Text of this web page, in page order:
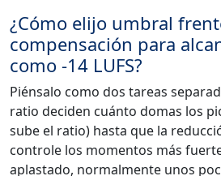
¿Cómo elijo umbral
compensación para
como -14 LUFS?
Piénsalo como dos tareas
ratio deciden cuánto domas los
sube el ratio) hasta que la
controle los momentos más
aplastado, normalmente unos